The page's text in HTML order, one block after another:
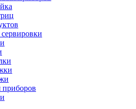
приборов